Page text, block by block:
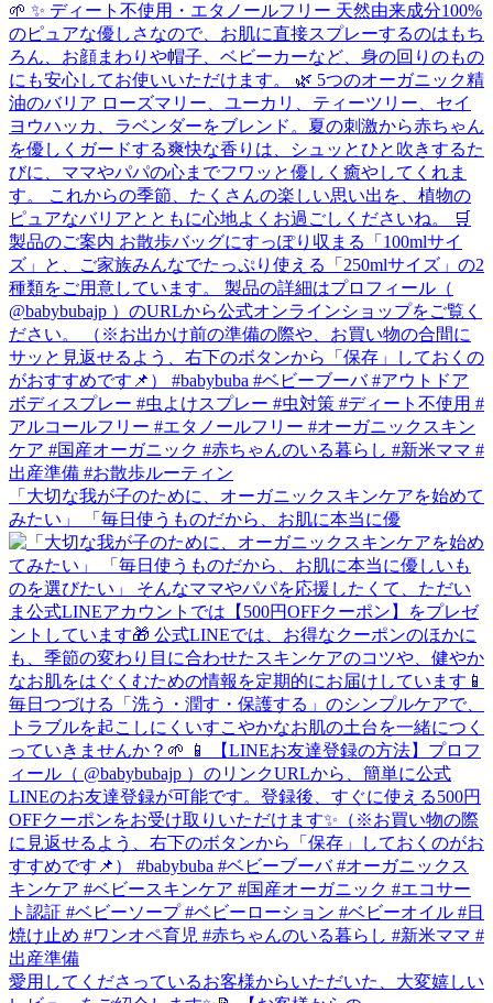
「大切な我が子のために、オーガニックスキンケアを始めて
みたい」 「毎日使うものだから、お肌に本当に優
愛用してくださっているお客様からいただいた、大変嬉しい